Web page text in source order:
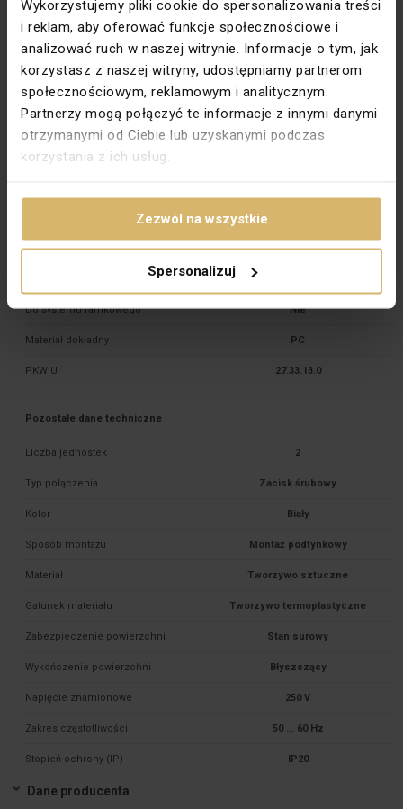
Wykorzystujemy pliki cookie do spersonalizowania treści
i reklam, aby oferować funkcje społecznościowe i
analizować ruch w naszej witrynie. Informacje o tym, jak
korzystasz z naszej witryny, udostępniamy partnerom
społecznościowym, reklamowym i analitycznym.
Partnerzy mogą połączyć te informacje z innymi danymi
otrzymanymi od Ciebie lub uzyskanymi podczas
korzystania z ich usług.
Zezwól na wszystkie
Spersonalizuj
Uziemienie Schuko
Wysokość [mm] 88,5
Zabezpieczenie powierzchni Naturalne
Wykończenie powierzchni Błyszczące
Głębokość montażu [mm]
Przesłony torów prądowych Nie
Do systemu ramkowego Nie
Materiał dokładny PC
PKWIU 27.33.13.0
Pozostałe dane techniczne
Liczba jednostek 2
Typ połączenia Zacisk śrubowy
Kolor Biały
Sposób montażu Montaż podtynkowy
Materiał Tworzywo sztuczne
Gatunek materiału Tworzywo termoplastyczne
Zabezpieczenie powierzchni Stan surowy
Wykończenie powierzchni Błyszczący
Napięcie znamionowe 250 V
Zakres częstotliwości 50 ... 60 Hz
Stopień ochrony (IP) IP20
Dane producenta